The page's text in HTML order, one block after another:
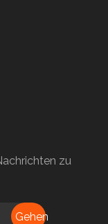
zu
Gehen